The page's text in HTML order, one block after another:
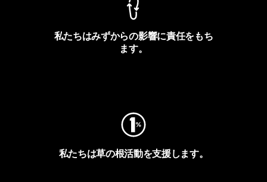
私たちはみずからの影響に責任をもち
ます。
私たちは草の根活動を支援します。